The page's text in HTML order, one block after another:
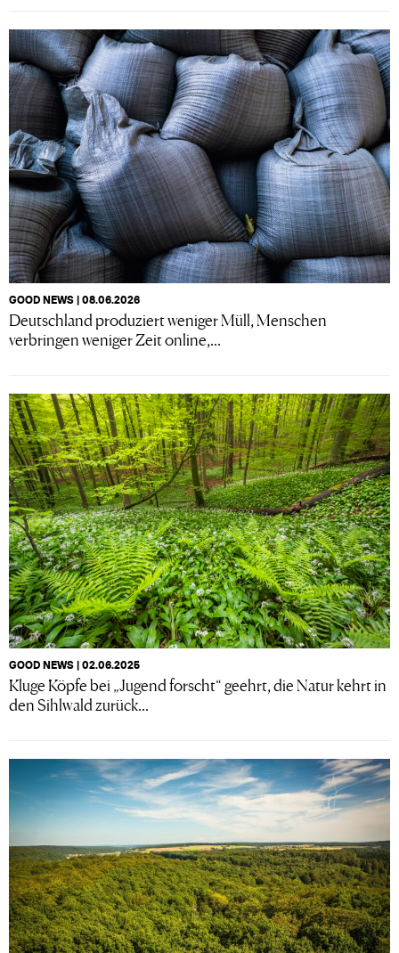
GOOD NEWS | 08.06.2026
Deutschland produziert weniger Müll, Menschen
verbringen weniger Zeit online,...
GOOD NEWS | 02.06.2025
Kluge Köpfe bei „Jugend forscht“ geehrt, die Natur kehrt in
den Sihlwald zurück...